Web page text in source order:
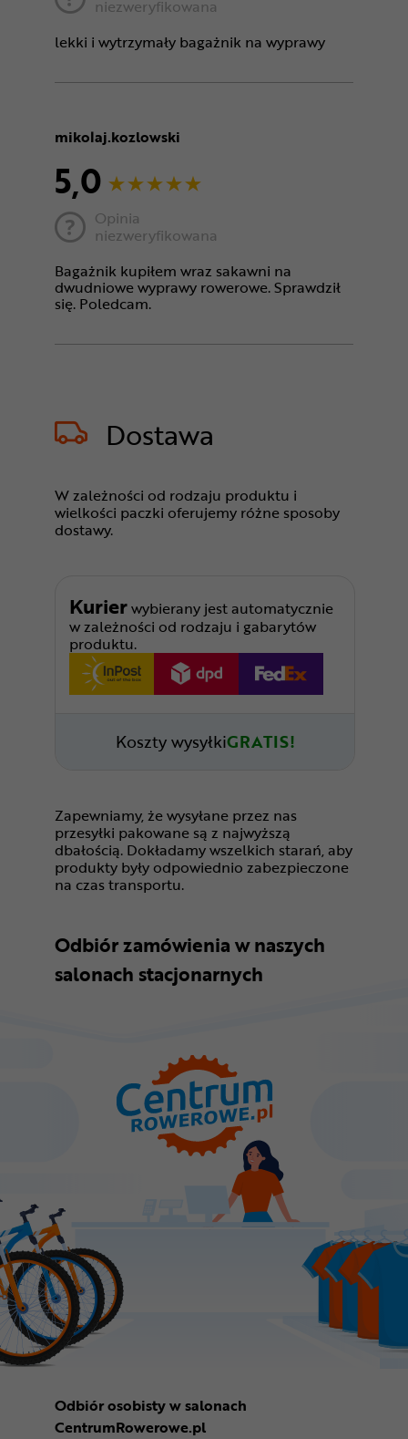
niezweryfikowana
lekki i wytrzymały bagażnik na wyprawy
mikolaj.kozlowski
5,0
Opinia
niezweryfikowana
Bagażnik kupiłem wraz sakawni na
dwudniowe wyprawy rowerowe. Sprawdził
się. Poledcam.
Dostawa
W zależności od rodzaju produktu i
wielkości paczki oferujemy różne sposoby
dostawy.
Kurierwybierany jest automatycznie
w zależności od rodzaju i gabarytów
produktu.
Koszty wysyłkiGRATIS!
Zapewniamy, że wysyłane przez nas
przesyłki pakowane są z najwyższą
dbałością. Dokładamy wszelkich starań, aby
produkty były odpowiednio zabezpieczone
na czas transportu.
Odbiór zamówienia w naszych
salonach stacjonarnych
Odbiór osobisty w salonach
CentrumRowerowe.pl